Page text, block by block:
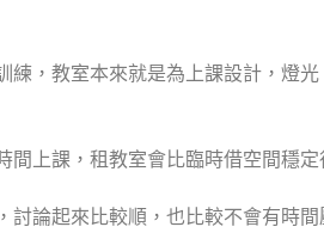
，教室本來就是為上課設計，燈
上課，租教室會比臨時借空間穩
論起來比較順，也比較不會有時